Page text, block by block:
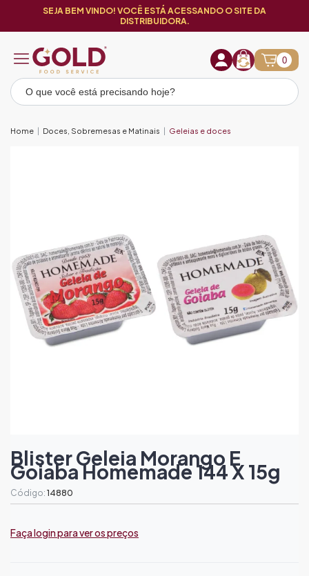
SEJA BEM VINDO! VOCÊ ESTÁ ACESSANDO O SITE DA
DISTRIBUIDORA.
0
Home Doces, Sobremesas e Matinais Geleias e doces
Blister Geleia Morango E
Goiaba Homemade 144 X 15g
Código: 14880
Faça login para ver os preços